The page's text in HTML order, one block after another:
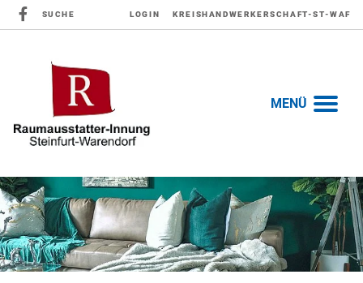
SUCHE LOGIN KREISHANDWERKERSCHAFT-ST-WAF
MENÜ